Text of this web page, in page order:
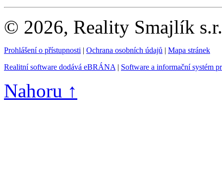
© 2026, Reality Smajlík
Prohlášení o přístupnosti | Ochrana osobních údajů | Mapa stránek
Realitní software dodává eBRÁNA| Software a informační systém
Nahoru ↑